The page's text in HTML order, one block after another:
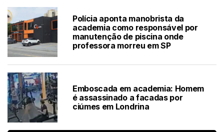
Polícia aponta manobrista da
academia como responsável por
manutenção de piscina onde
professora morreu em SP
Emboscada em academia: Homem
é assassinado a facadas por
ciúmes em Londrina